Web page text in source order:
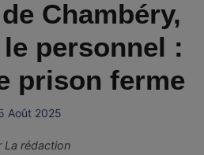
Chambéry,
personnel :
prison ferme
Août 2025
La rédaction